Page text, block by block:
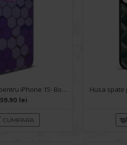
Husa spate pentru iPhone 15- Bozo case Mov
59.90 lei
CUMPARA